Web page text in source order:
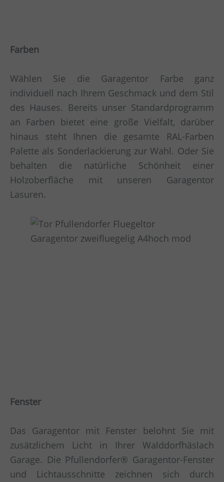
Farben
Wählen Sie die Garagentor Farbe ganz
individuell nach Ihrem Geschmack und dem Stil
des Hauses. Bereits unser Standardprogramm
an Farben bietet eine große Vielfalt, darüber
hinaus steht Ihnen die gesamte RAL-Farben
Palette als Sonderlackierung zur Wahl. Oder Sie
behalten die natürliche Schönheit einer
Holzoberfläche mit unseren Garagentor
Lasuren.
Fenster
Das Garagentor mit Fenster belohnt Sie mit
zusätzlichem Licht in Ihrer Walddorfhäslach
Garage. Die Pfullendorfer® Garagentor-Fenster
und Lichtausschnitte zeichnen sich durch